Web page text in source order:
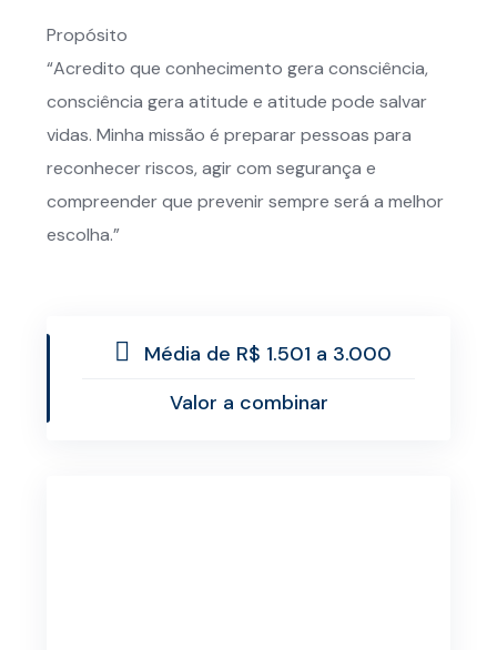
Propósito
“Acredito que conhecimento gera consciência,
consciência gera atitude e atitude pode salvar
vidas. Minha missão é preparar pessoas para
reconhecer riscos, agir com segurança e
compreender que prevenir sempre será a melhor
escolha.”
Média de R$ 1.501 a 3.000
Valor a combinar